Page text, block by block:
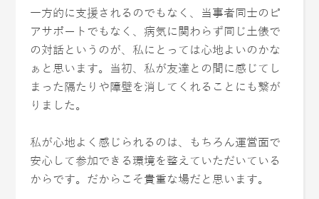
一方的に支援されるのでもなく、当事者同士のピ
アサポートでもなく、病気に関わらず同じ土俵で
の対話というのが、私にとっては心地よいのかな
ぁと思います。当初、私が友達との間に感じてし
まった隔たりや障壁を消してくれることにも繋が
りました。
私が心地よく感じられるのは、もちろん運営面で
安心して参加できる環境を整えていただいている
からです。だからこそ貴重な場だと思います。